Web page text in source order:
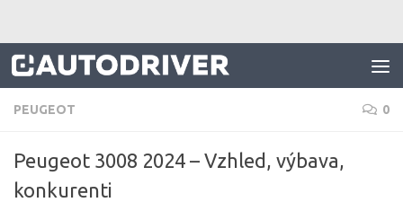
PEUGEOT 0
Peugeot 3008 2024 – Vzhled, výbava,
konkurenti